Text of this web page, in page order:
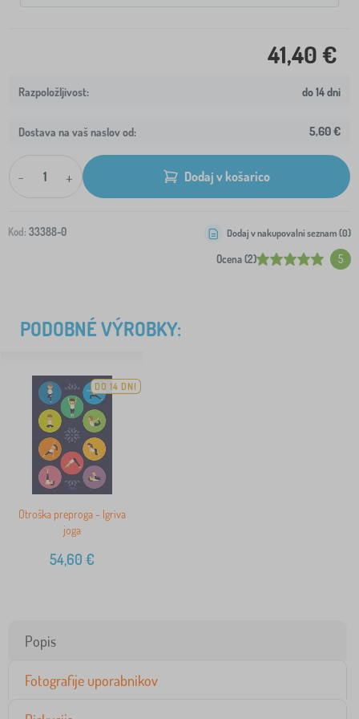
41,40 €
do 14 dni
Dostava na vaš naslov od: 5,60 €
- + Dodaj v košarico
Kod: 33388-0
Ocena (2) 5
Dodaj v nakupovalni seznam (0)
PODOBNÉ VÝROBKY:
DO 14 DNI
Otroška preproga - Igriva
joga
54,60 €
Popis
Fotografije uporabnikov